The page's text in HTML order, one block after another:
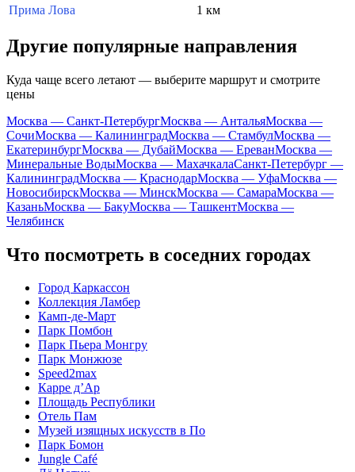
Прима Лова
1 км
Другие популярные направления
Куда чаще всего летают — выберите маршрут и смотрите
цены
Москва — Санкт-ПетербургМосква — АнтальяМосква —
СочиМосква — КалининградМосква — СтамбулМосква —
ЕкатеринбургМосква — ДубайМосква — ЕреванМосква —
Минеральные ВодыМосква — МахачкалаСанкт-Петербург —
КалининградМосква — КраснодарМосква — УфаМосква —
НовосибирскМосква — МинскМосква — СамараМосква —
КазаньМосква — БакуМосква — ТашкентМосква —
Челябинск
Что посмотреть в соседних городах
Город Каркассон
Коллекция Ламбер
Камп-де-Март
Парк Помбон
Парк Пьера Монгру
Парк Монжюзе
Speed2max
Карре д’Ар
Площадь Республики
Отель Пам
Музей изящных искусств в По
Парк Бомон
Jungle Café